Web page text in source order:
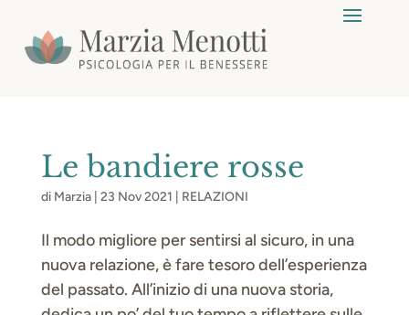
Le bandiere rosse
di Marzia| 23 Nov 2021 RELAZIONI
Il modo migliore per sentirsi al sicuro, in una
nuova relazione, è fare tesoro dell’esperienza
del passato. All’inizio di una nuova storia,